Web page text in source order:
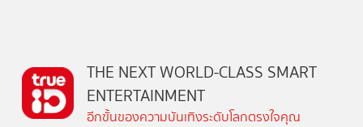
THE NEXT WORLD-CLASS SMART
ENTERTAINMENT
อีกขั้นของความบันเทิงระดับโลกตรงใจคุณ